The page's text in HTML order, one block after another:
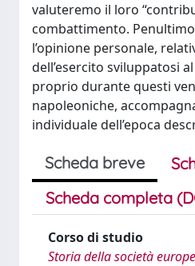
valuteremo il loro
combattimento.
l’opinione personale,
dell’esercito sviluppatosi
proprio durante questi
napoleoniche,
individuale dell’epoca
Scheda breve
Scheda completa
Corso di studio
Storia della società